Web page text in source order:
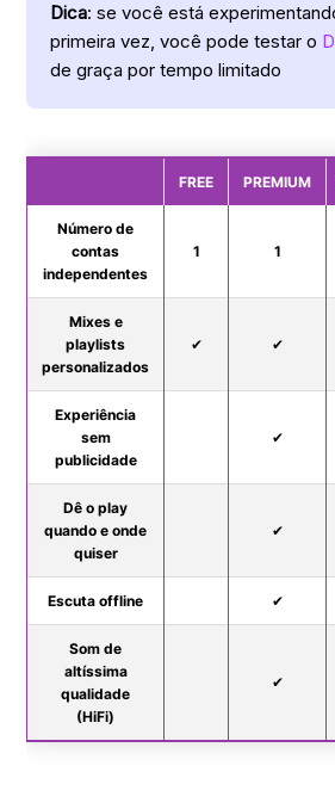
Dica: se você está
primeira vez, você pode testar o
de graça por tempo limitado
FREE PREMIUM
Número de
contas
independentes
1 1
Mixes e
playlists
personalizados
✔ ✔
Experiência
sem
publicidade
✔
Dê o play
quando e onde
quiser
✔
Escuta offline ✔
Som de
altíssima
qualidade
(HiFi)
✔